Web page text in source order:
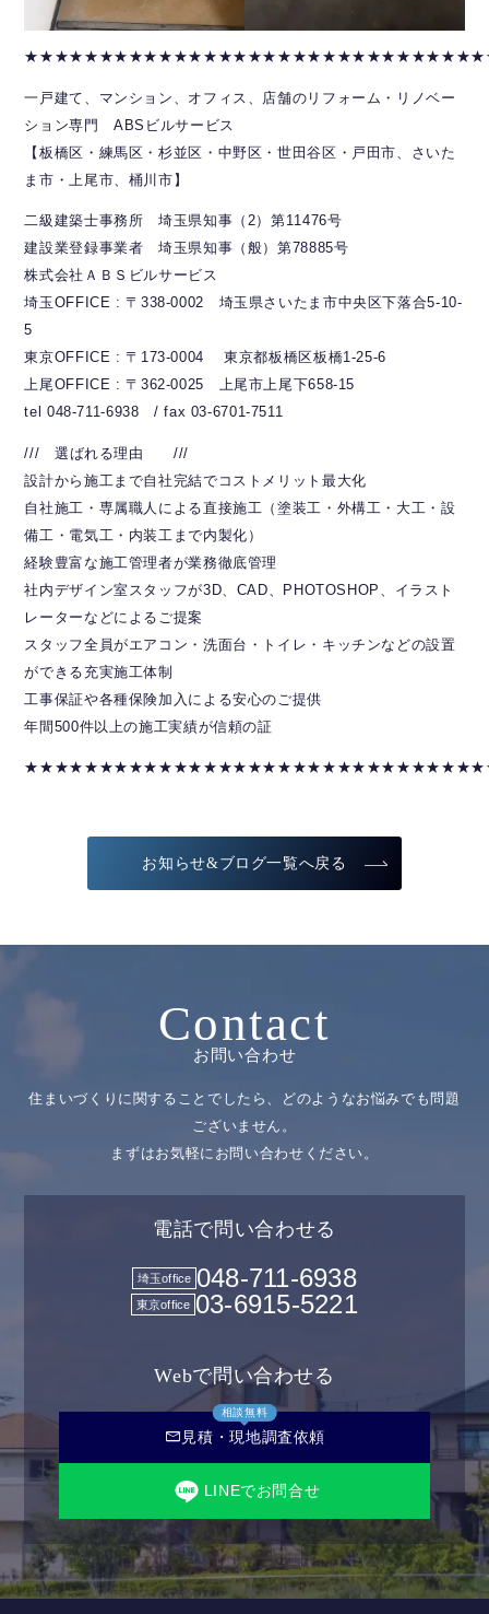
一戸建て、マンション、オフィス、店舗のリフォーム・リノベー
ション専門 ABSビルサービス
【板橋区・練馬区・杉並区・中野区・世田谷区・戸田市、さいた
ま市・上尾市、桶川市】
二級建築士事務所 埼玉県知事（2）第11476号
建設業登録事業者 埼玉県知事（般）第78885号
株式会社ＡＢＳビルサービス
埼玉OFFICE : 〒338-0002 埼玉県さいたま市中央区下落合5-10-
5
東京OFFICE : 〒173-0004 東京都板橋区板橋1-25-6
上尾OFFICE : 〒362-0025 上尾市上尾下658-15
tel 048-711-6938 / fax 03-6701-7511
/// 選ばれる理由 ///
設計から施工まで自社完結でコストメリット最大化
自社施工・専属職人による直接施工（塗装工・外構工・大工・設
備工・電気工・内装工まで内製化）
経験豊富な施工管理者が業務徹底管理
社内デザイン室スタッフが3D、CAD、PHOTOSHOP、イラスト
レーターなどによるご提案
スタッフ全員がエアコン・洗面台・トイレ・キッチンなどの設置
ができる充実施工体制
工事保証や各種保険加入による安心のご提供
年間500件以上の施工実績が信頼の証
お知らせ&ブログ一覧へ戻る
Contact
お問い合わせ
住まいづくりに関することでしたら、どのようなお悩みでも問題
ございません。
まずはお気軽にお問い合わせください。
電話で問い合わせる
埼玉office 048-711-6938
東京office 03-6915-5221
Webで問い合わせる
相談無料
mail見積・現地調査依頼
LINEでお問合せ